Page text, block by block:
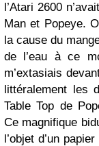
l’Atari 2600
Man et Popeye.
la cause du
de l’eau à ce
m’extasiais
littéralement les
Table Top de
Ce magnifique
l’objet d’un